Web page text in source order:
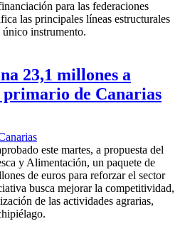
para las federaciones
las principales líneas estructurales
instrumento.
23,1 millones a
de Canarias
este martes, a propuesta del
y Alimentación, un paquete de
de euros para reforzar el sector
busca mejorar la competitividad,
de las actividades agrarias,